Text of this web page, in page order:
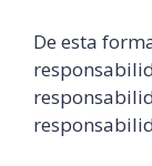
De esta